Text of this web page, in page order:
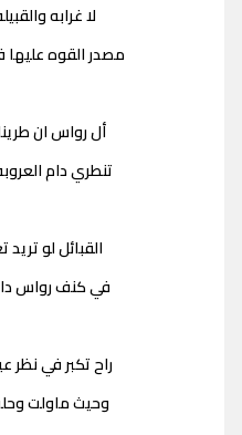
لا غرابه
مصدر القوه عليها
أل رواس ان
تنطري دام
القبائل لو
في كنف رواس
راح تكبر في نظر
وحيث ماولت